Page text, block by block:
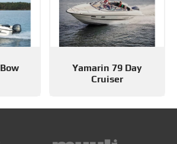
Yamarin 79 Day
Cruiser